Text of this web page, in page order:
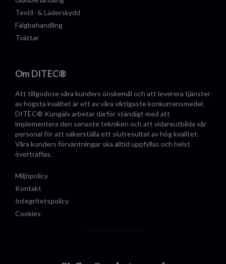
Textil- & Läderskydd
Fälgbehandling
Tvättar
Om DITEC®
Att tillgodose våra kunders önskemål och att leverera tjänster
av högsta kvalitet är ett av våra viktigaste konkurrensmedel.
DITEC® Kungälv arbetar därför ständigt med att
implementera den senaste tekniken och att vidareutbilda vår
personal för att säkerställa ett slutresultat av hög kvalitet.
Våra kunders förväntningar ska alltid uppfyllas och helst
överträffas.
Miljöpolicy
Kontakt
Integritetspolicy
Cookies